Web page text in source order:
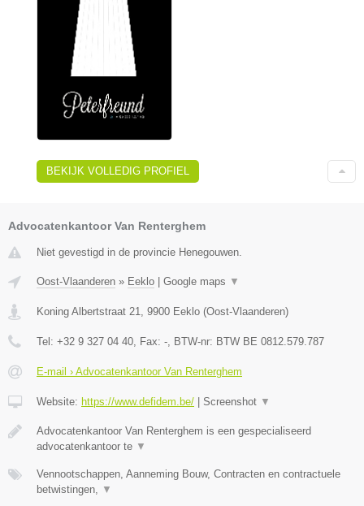
BEKIJK VOLLEDIG PROFIEL
Advocatenkantoor Van Renterghem
Niet gevestigd in de provincie Henegouwen.
Oost-Vlaanderen » Eeklo Google maps ▼
Koning Albertstraat 21 9900 Eeklo (Oost-Vlaanderen)
Tel: +32 9 327 04 40 , Fax: - , BTW-nr: BTW BE 0812.579.787
E-mail › Advocatenkantoor Van Renterghem
Website: https://www.defidem.be/ Screenshot ▼
Advocatenkantoor Van Renterghem is een gespecialiseerd
advocatenkantoor te ▼
Vennootschappen, Aanneming Bouw, Contracten en contractuele
betwistingen,
▼